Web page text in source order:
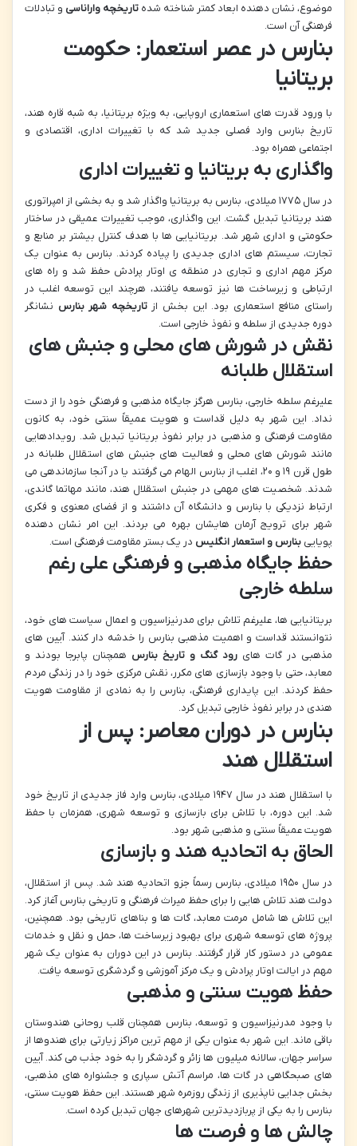
موضوع، نشان دهنده ابعاد کمتر شناخته شده تاریخچه واراناسی و تبادلات
فرهنگی آن است.
بنارس در عصر استعمار: حکومت
بریتانیا
با ورود قدرت های استعماری اروپایی، به ویژه بریتانیا، به شبه قاره هند،
تاریخ بنارس وارد فصلی جدید شد که با تغییرات اداری، اقتصادی و
اجتماعی همراه بود.
واگذاری به بریتانیا و تغییرات اداری
در سال ۱۷۷۵ میلادی، بنارس به بریتانیا واگذار شد و به بخشی از امپراتوری
هند بریتانیا تبدیل گشت. این واگذاری، موجب تغییرات عمیقی در ساختار
حکومتی و اداری شهر شد. بریتانیایی ها با هدف کنترل بیشتر بر منابع و
تجارت، سیستم های اداری جدیدی را پیاده کردند. بنارس به عنوان یک
مرکز مهم اداری و تجاری در منطقه ی اوتار پرادش حفظ شد و راه های
ارتباطی و زیرساخت ها نیز توسعه یافتند، هرچند این توسعه اغلب در
راستای منافع استعماری بود. این بخش ازتاریخچه شهر بنارس نشانگر
دوره جدیدی از سلطه و نفوذ خارجی است.
نقش در شورش های محلی و جنبش های
استقلال طلبانه
علیرغم سلطه خارجی، بنارس هرگز جایگاه مذهبی و فرهنگی خود را از دست
نداد. این شهر به دلیل قداست و هویت عمیقاً سنتی خود، به کانون
مقاومت فرهنگی و مذهبی در برابر نفوذ بریتانیا تبدیل شد. رویدادهایی
مانند شورش های محلی و فعالیت های جنبش های استقلال طلبانه در
طول قرن ۱۹ و ۲۰، اغلب از بنارس الهام می گرفتند یا در آنجا سازماندهی می
شدند. شخصیت های مهمی در جنبش استقلال هند، مانند مهاتما گاندی،
ارتباط نزدیکی با بنارس و دانشگاه آن داشتند و از فضای معنوی و فکری
شهر برای ترویج آرمان هایشان بهره می بردند. این امر نشان دهنده
پویایی بنارس و استعمار انگلیس در یک بستر مقاومت فرهنگی است.
حفظ جایگاه مذهبی و فرهنگی علی رغم
سلطه خارجی
بریتانیایی ها، علیرغم تلاش برای مدرنیزاسیون و اعمال سیاست های خود،
نتوانستند قداست و اهمیت مذهبی بنارس را خدشه دار کنند. آیین های
مذهبی در گات های رود گنگ و تاریخ بنارس همچنان پابرجا بودند و
معابد، حتی با وجود بازسازی های مکرر، نقش مرکزی خود را در زندگی مردم
حفظ کردند. این پایداری فرهنگی، بنارس را به نمادی از مقاومت هویت
هندی در برابر نفوذ خارجی تبدیل کرد.
بنارس در دوران معاصر: پس از
استقلال هند
با استقلال هند در سال ۱۹۴۷ میلادی، بنارس وارد فاز جدیدی از تاریخ خود
شد. این دوره، با تلاش برای بازسازی و توسعه شهری، همزمان با حفظ
هویت عمیقاً سنتی و مذهبی شهر بود.
الحاق به اتحادیه هند و بازسازی
در سال ۱۹۵۰ میلادی، بنارس رسماً جزو اتحادیه هند شد. پس از استقلال،
دولت هند تلاش هایی را برای حفظ میراث فرهنگی و تاریخی بنارس آغاز کرد.
این تلاش ها شامل مرمت معابد، گات ها و بناهای تاریخی بود. همچنین،
پروژه های توسعه شهری برای بهبود زیرساخت ها، حمل و نقل و خدمات
عمومی در دستور کار قرار گرفتند. بنارس در این دوران به عنوان یک شهر
مهم در ایالت اوتار پرادش و یک مرکز آموزشی و گردشگری توسعه یافت.
حفظ هویت سنتی و مذهبی
با وجود مدرنیزاسیون و توسعه، بنارس همچنان قلب روحانی هندوستان
باقی ماند. این شهر به عنوان یکی از مهم ترین مراکز زیارتی برای هندوها از
سراسر جهان، سالانه میلیون ها زائر و گردشگر را به خود جذب می کند. آیین
های صبحگاهی در گات ها، مراسم آتش سپاری و جشنواره های مذهبی،
بخش جدایی ناپذیری از زندگی روزمره شهر هستند. این حفظ هویت سنتی،
بنارس را به یکی از پربازدیدترین شهرهای جهان تبدیل کرده است.
چالش ها و فرصت ها